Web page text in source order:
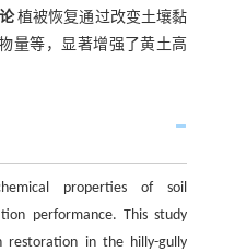
植被恢复通过改变土壤黏
量等，显著增强了黄土高
properties of soil
performance. This study
restoration in the hilly-gully